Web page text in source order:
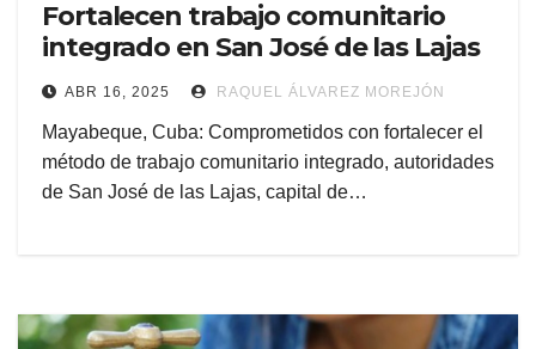
Fortalecen trabajo comunitario
integrado en San José de las Lajas
ABR 16, 2025 RAQUEL ÁLVAREZ MOREJÓN
Mayabeque, Cuba: Comprometidos con fortalecer el
método de trabajo comunitario integrado, autoridades
de San José de las Lajas, capital de…